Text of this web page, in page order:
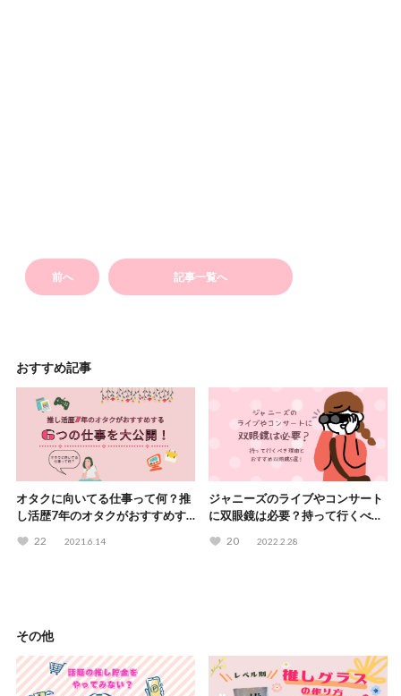
前へ 記事一覧へ
おすすめ記事
オタクに向いてる仕事って何？推
し活歴7年のオタクがおすすめす
22 2021.6.14
ジャニーズのライブやコンサート
に双眼鏡は必要？持って行くべき
20 2022.2.28
その他